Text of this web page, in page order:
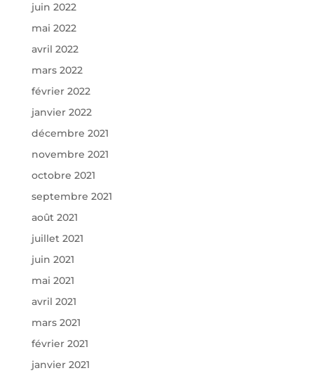
juin 2022
mai 2022
avril 2022
mars 2022
février 2022
janvier 2022
décembre 2021
novembre 2021
octobre 2021
septembre 2021
août 2021
juillet 2021
juin 2021
mai 2021
avril 2021
mars 2021
février 2021
janvier 2021